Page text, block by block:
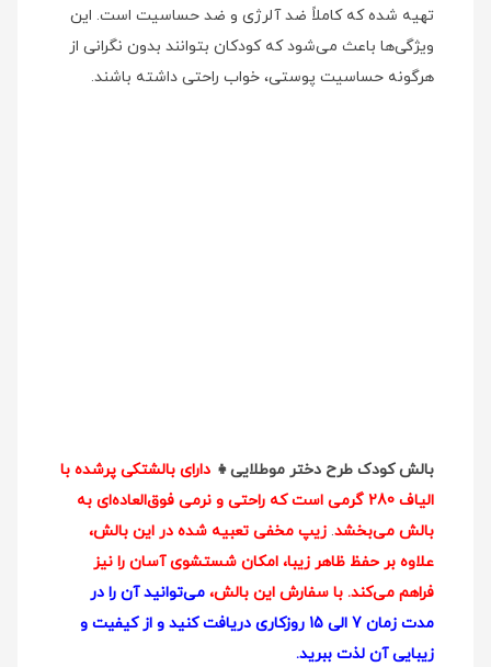
تهیه شده که کاملاً ضد آلرژی و ضد حساسیت است. این
ویژگی‌ها باعث می‌شود که کودکان بتوانند بدون نگرانی از
هرگونه حساسیت پوستی، خواب راحتی داشته باشند.
بالش کودک طرح دختر موطلایی👧 دارای بالشتکی پرشده با
الیاف 280 گرمی است که راحتی و نرمی فوق‌العاده‌ای به
بالش می‌بخشد. زیپ مخفی تعبیه شده در این بالش،
علاوه بر حفظ ظاهر زیبا، امکان شستشوی آسان را نیز
فراهم می‌کند. با سفارش این بالش، می‌توانید آن را در
مدت زمان 7 الی 15 روزکاری دریافت کنید و از کیفیت و
زیبایی آن لذت ببرید.